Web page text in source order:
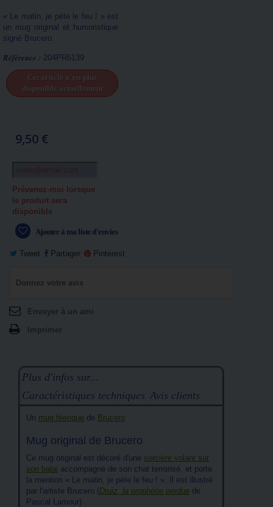
« Le matin, je pète le feu ! » est
un mug original et humoristique
signé Brucero.
Référence : 204PR6139
Cet article n'est plus
disponible actuellement
9,50 €
Prévenez-moi lorsque
le produit sera
disponible
Ajouter à ma liste d'envies
Tweet Partager Pinterest
Donnez votre avis
Envoyer à un ami
Imprimer
Plus d'infos sur...
Caractéristiques techniques Avis clients
Un mug féerique de Brucero
Mug original de Brucero
Ce mug original est décoré d'une sorcière volant sur
son balai accompagné de son chat terrorisé, et porte
la mention « Le matin, je pète le feu ! ». Il est illustré
par l'artiste Brucero (Druiz, la prophétie perdue de
Pascal Lamour)